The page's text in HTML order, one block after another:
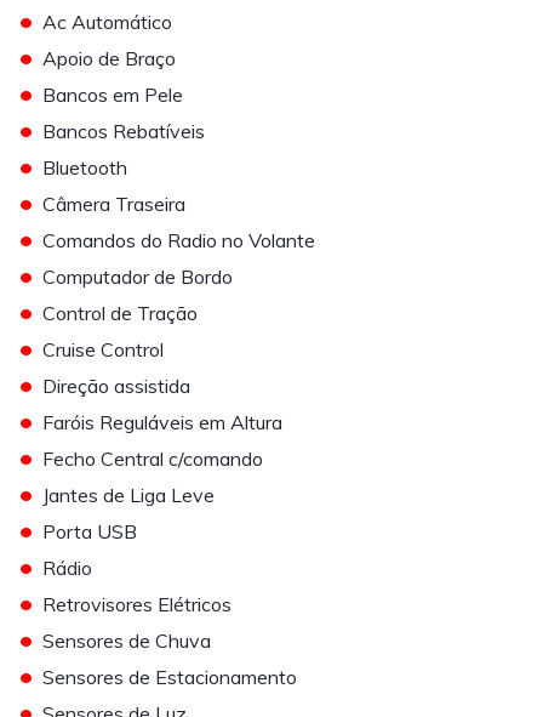
• Ac Automático
• Apoio de Braço
• Bancos em Pele
• Bancos Rebatíveis
• Bluetooth
• Câmera Traseira
• Comandos do Radio no Volante
• Computador de Bordo
• Control de Tração
• Cruise Control
• Direção assistida
• Faróis Reguláveis em Altura
• Fecho Central c/comando
• Jantes de Liga Leve
• Porta USB
• Rádio
• Retrovisores Elétricos
• Sensores de Chuva
• Sensores de Estacionamento